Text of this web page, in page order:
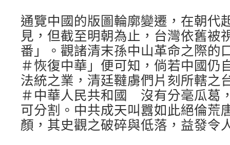
通覽中國的版圖輪廓變遷，在朝代
見，但截至明朝為止，台灣依舊被
番」。觀諸清末孫中山革命之際的
＃恢復中華」便可知，倘若中國仍
法統之業，清廷韃虜們片刻所轄
＃中華人民共和國 沒有分毫瓜葛
可分割。中共成天叫囂如此絕倫荒
顏，其史觀之破碎與低落，益發令